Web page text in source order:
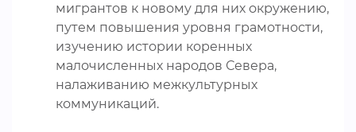
мигрантов к новому для них окружению,
путем повышения уровня грамотности,
изучению истории коренных
малочисленных народов Севера,
налаживанию межкультурных
коммуникаций.